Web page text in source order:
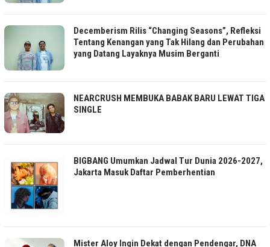
Decemberism Rilis “Changing Seasons”, Refleksi
Tentang Kenangan yang Tak Hilang dan Perubahan
NEARCRUSH MEMBUKA BABAK BARU LEWAT TIGA
BIGBANG Umumkan Jadwal Tur Dunia 2026-2027,